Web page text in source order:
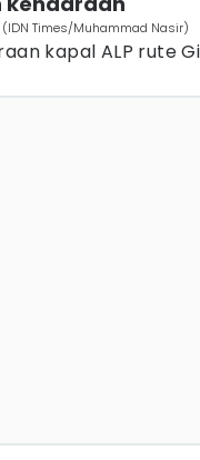
(IDN Times/Muhammad Nasir)
kapal ALP rute